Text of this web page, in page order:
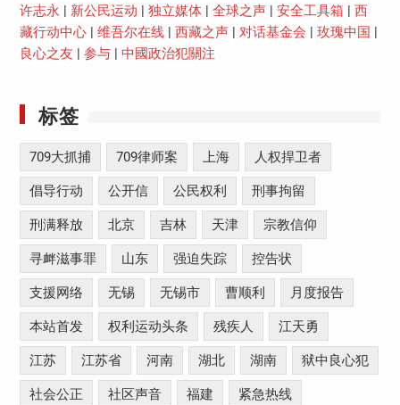
许志永
新公民运动 独立媒体| 全球之声| 安全工具箱
西
藏行动中心| 维吾尔在线| 西藏之声| 对话基金会 玫瑰中国
良心之友
参与| 中國政治犯關注
标签
709大抓捕 709律师案 上海 人权捍卫者
倡导行动 公开信 公民权利 刑事拘留
刑满释放 北京 吉林 天津 宗教信仰
寻衅滋事罪 山东 强迫失踪 控告状
支援网络 无锡 无锡市 曹顺利 月度报告
本站首发 权利运动头条 残疾人 江天勇
江苏 江苏省 河南 湖北 湖南 狱中良心犯
社会公正 社区声音 福建 紧急热线